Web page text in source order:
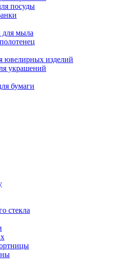
посуды
для мыла
ювелирных изделий
украшений
бумаги
стекла